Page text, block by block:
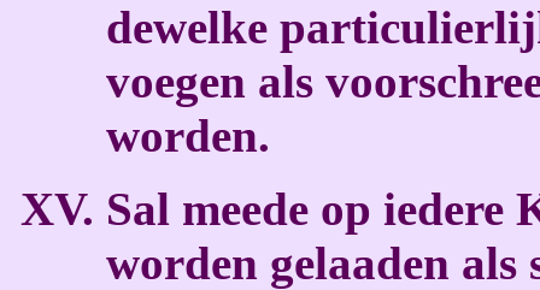
dewelke
voegen als
worden.
Sal meede op iedere
worden gelaaden als